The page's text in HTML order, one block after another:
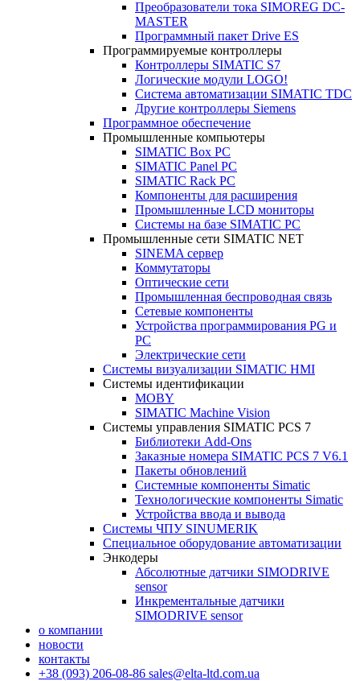
Преобразователи тока SIMOREG DC-
MASTER
Программный пакет Drive ES
Программируемые контроллеры
Контроллеры SIMATIC S7
Логические модули LOGO!
Система автоматизации SIMATIC TDC
Другие контроллеры Siemens
Программное обеспечение
Промышленные компьютеры
SIMATIC Box PC
SIMATIC Panel PС
SIMATIC Rack PC
Компоненты для расширения
Промышленные LCD мониторы
Системы на базе SIMATIC PC
Промышленные сети SIMATIC NET
SINEMA сервер
Коммутаторы
Оптические сети
Промышленная беспроводная связь
Сетевые компоненты
Устройства программирования PG и
PC
Электрические сети
Системы визуализации SIMATIC HMI
Системы идентификации
MOBY
SIMATIC Machine Vision
Системы управления SIMATIC PCS 7
Библиотеки Add-Ons
Заказные номера SIMATIC PCS 7 V6.1
Пакеты обновлений
Системные компоненты Simatic
Технологические компоненты Simatic
Устройства ввода и вывода
Системы ЧПУ SINUMERIK
Специальное оборудование автоматизации
Энкодеры
Абсолютные датчики SIMODRIVE
sensor
Инкрементальные датчики
SIMODRIVE sensor
о компании
новости
контакты
+38 (093) 206-08-86 sales@elta-ltd.com.ua